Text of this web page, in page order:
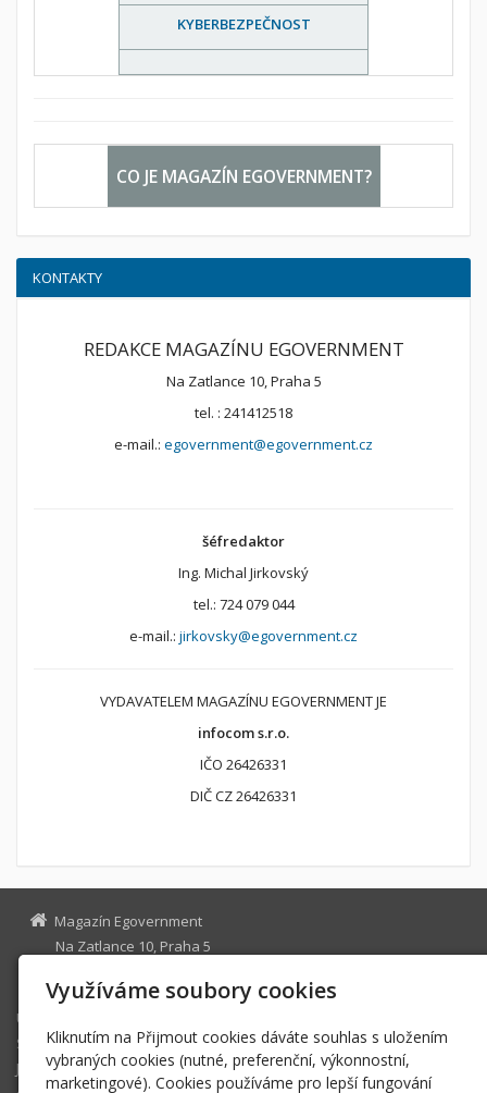
KYBERBEZPEČNOST
CO JE MAGAZÍN EGOVERNMENT?
KONTAKTY
REDAKCE MAGAZÍNU EGOVERNMENT
Na Zatlance 10, Praha 5
tel. : 241412518
e-mail.: egovernment@egovernment.cz
šéfredaktor
Ing. Michal Jirkovský
tel.: 724 079 044
e-mail.: jirkovsky@egovernment.cz
VYDAVATELEM MAGAZÍNU EGOVERNMENT JE
infocom s.r.o.
IČO 26426331
DIČ CZ 26426331
Magazín Egovernment
Na Zatlance 10, Praha 5
egovernment@egovernment.cz
Úvodní stránka
STUDIO
JIHLAVA
Využíváme soubory cookies
Kliknutím na Přijmout cookies dáváte souhlas s uložením
vybraných cookies (nutné, preferenční, výkonnostní,
marketingové). Cookies používáme pro lepší fungování